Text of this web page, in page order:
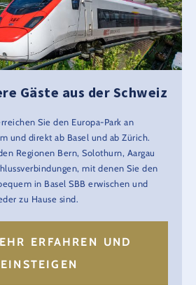
Gäste aus der Schweiz
Sie den Europa-Park an
und direkt ab Basel und ab Zürich.
Regionen Bern, Solothurn, Aargau
mit denen Sie den
in Basel SBB erwischen und
zu Hause sind.
ERFAHREN UND
EINSTEIGEN